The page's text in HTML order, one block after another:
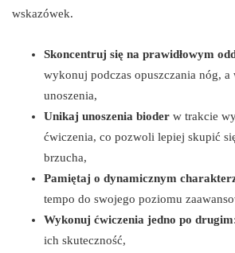
wskazówek.
Skoncentruj się na prawidłowym
wykonuj podczas opuszczania nóg, a
unoszenia,
Unikaj unoszenia bioder w trakcie
ćwiczenia, co pozwoli lepiej skupić
brzucha,
Pamiętaj o dynamicznym
tempo do swojego poziomu
Wykonuj ćwiczenia jedno po drugim
ich skuteczność,